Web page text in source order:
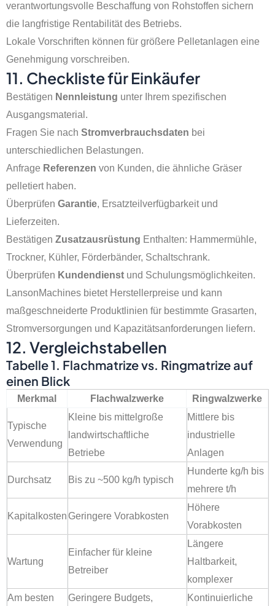
verantwortungsvolle Beschaffung von Rohstoffen sichern
die langfristige Rentabilität des Betriebs.
Lokale Vorschriften können für größere Pelletanlagen eine
Genehmigung vorschreiben.
11. Checkliste für Einkäufer
Bestätigen Nennleistung unter Ihrem spezifischen
Ausgangsmaterial.
Fragen Sie nach Stromverbrauchsdaten bei
unterschiedlichen Belastungen.
Anfrage Referenzen von Kunden, die ähnliche Gräser
pelletiert haben.
Überprüfen Garantie, Ersatzteilverfügbarkeit und
Lieferzeiten.
Bestätigen Zusatzausrüstung Enthalten: Hammermühle,
Trockner, Kühler, Förderbänder, Schaltschrank.
Überprüfen Kundendienst und Schulungsmöglichkeiten.
LansonMachines bietet Herstellerpreise und kann
maßgeschneiderte Produktlinien für bestimmte Grasarten,
Stromversorgungen und Kapazitätsanforderungen liefern.
12. Vergleichstabellen
Tabelle 1. Flachmatrize vs. Ringmatrize auf
einen Blick
Merkmal Flachwalzwerke Ringwalzwerke
Typische
Verwendung
Kleine bis mittelgroße
landwirtschaftliche
Betriebe
Mittlere bis
industrielle
Anlagen
Durchsatz Bis zu ~500 kg/h typisch
Hunderte kg/h bis
mehrere t/h
Kapitalkosten Geringere Vorabkosten
Höhere
Vorabkosten
Wartung
Einfacher für kleine
Betreiber
Längere
Haltbarkeit,
komplexer
Am besten
Geringere Budgets, Kontinuierliche